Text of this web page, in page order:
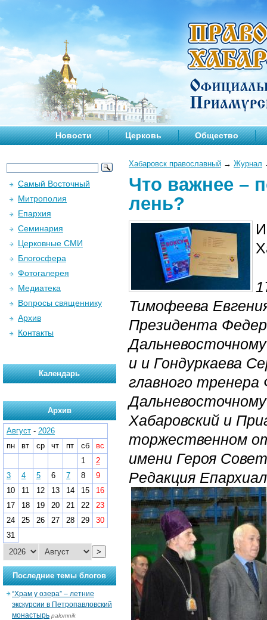
Новости Церковь Общество
Хабаровск православный → Журнал
Что важнее –
лень?
Тимофеева
Президента
и и Гондуркаева
главного тренера
Хабаровский и
торжественном
имени Героя
Редакция
Самый Восточный
Митрополия
Епархия
Семинария
Церковные СМИ
Блогосфера
Фотогалерея
Медиатека
Вопросы священнику
Архив
Контакты
Календарь
Архив
Август - 2026
пн
вт ср чт пт сб
вс
1
2
3
4 5 6 7 8
9
10
11 12 13 14 15
16
17
18 19 20 21 22
23
24
25 26 27 28 29
30
31
>
Последние темы блогов
“Храм у озера” – летние
экскурсии в Петропавловский
монастырь palomnik